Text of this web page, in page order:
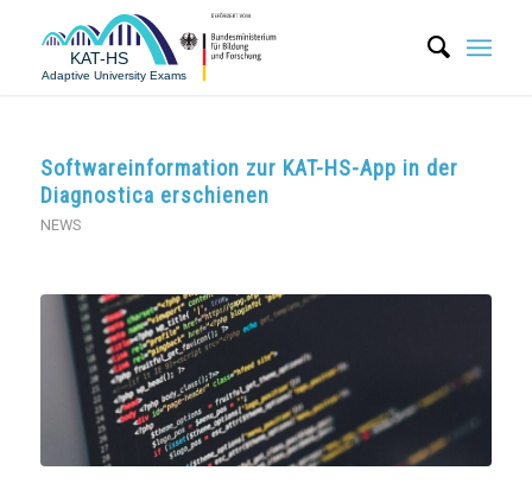
Softwareinformation zur KAT-HS-App in der
Diagnostica erschienen
NEWS